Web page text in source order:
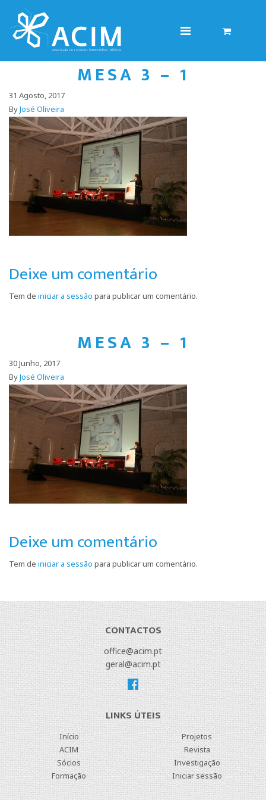
MESA 3 – 1
31 Agosto, 2017
ByJosé Oliveira
Deixe um comentário
Tem de iniciar a sessão para publicar um comentário.
MESA 3 – 1
30 Junho, 2017
ByJosé Oliveira
Deixe um comentário
Tem de iniciar a sessão para publicar um comentário.
CONTACTOS
office@acim.pt
geral@acim.pt
LINKS ÚTEIS
Início
ACIM
Sócios
Formação
Projetos
Revista
Investigação
Iniciar sessão